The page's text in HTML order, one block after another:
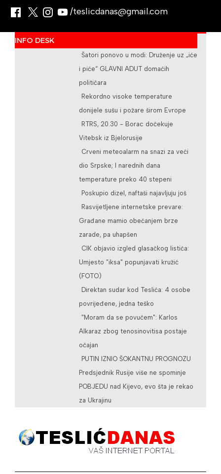
/teslicdanas@gmail.com
INFO DESK
Šatori ponovo u modi: Druženje uz „iće
i piće“ GLAVNI ADUT domaćih
političara
Rekordno visoke temperature
donijele sušu i požare širom Evrope
RTRS, 20.30 - Borac dočekuje
Vitebsk iz Bjelorusije
Crveni meteoalarm na snazi za veći
dio Srpske; I narednih dana
temperature preko 40 stepeni
Poskupio dizel, naftaši najavljuju još
Rasvijetljene internetske prevare:
Građane mamio obećanjem brze
zarade, pa uhapšen
CIK objavio izgled glasačkog listića:
Umjesto "iksa" popunjavati kružić
(FOTO)
Direktan sudar kod Teslića: 4 osobe
povrijeđene, jedna teško
"Moram da se povučem": Karlos
Alkaraz zbog tenosinovitisa postaje
očajan
PUTIN IZNIO ŠOKANTNU PROGNOZU
Predsjednik Rusije više ne spominje
POBJEDU nad Kijevo, evo šta je rekao
za Ukrajinu